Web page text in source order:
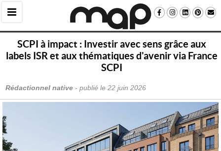
SCPI à impact : Investir avec sens grâce aux
labels ISR et aux thématiques d'avenir via France
SCPI
Rédactionnel native - publié le 22 juin 2026